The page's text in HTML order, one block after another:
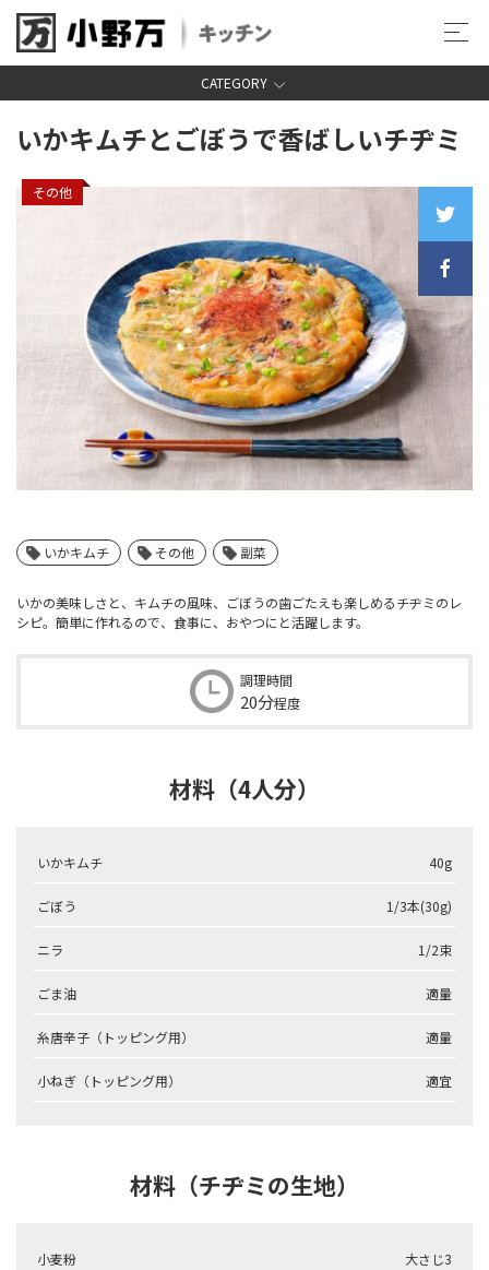
CATEGORY
いかキムチとごぼうで香ばしいチヂミ
その他
いかキムチ その他 副菜
いかの美味しさと、キムチの風味、ごぼうの歯ごたえも楽しめるチヂミのレ
シピ。簡単に作れるので、食事に、おやつにと活躍します。
調理時間
20分程度
材料（4人分）
いかキムチ 40g
ごぼう 1/3本(30g)
ニラ 1/2束
ごま油 適量
糸唐辛子（トッピング用） 適量
小ねぎ（トッピング用） 適宜
材料（チヂミの生地）
小麦粉 大さじ3